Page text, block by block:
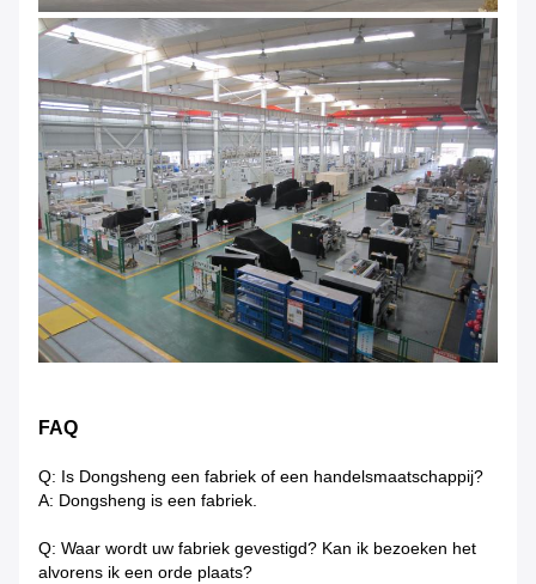
FAQ
Q: Is Dongsheng een fabriek of een handelsmaatschappij?
A: Dongsheng is een fabriek.
Q: Waar wordt uw fabriek gevestigd? Kan ik bezoeken het
alvorens ik een orde plaats?